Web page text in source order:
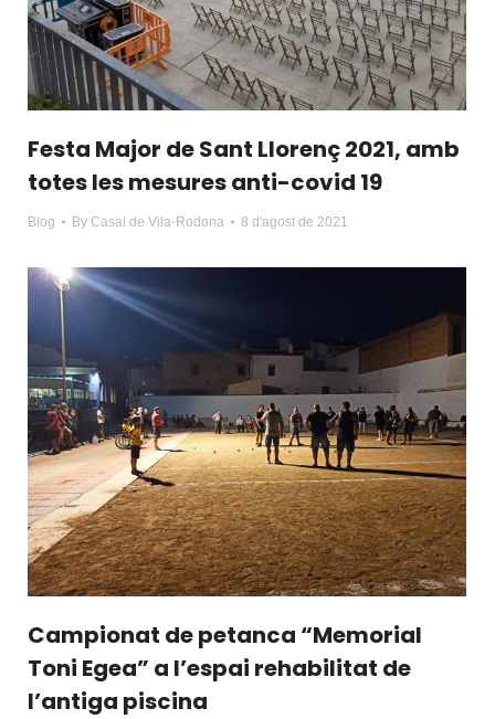
Festa Major de Sant Llorenç 2021, amb
totes les mesures anti-covid 19
Blog By Casal de Vila-Rodona 8 d'agost de 2021
Campionat de petanca “Memorial
Toni Egea” a l’espai rehabilitat de
l’antiga piscina